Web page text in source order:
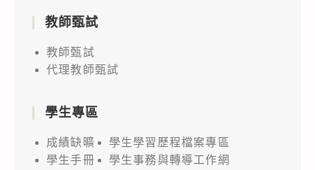
教師甄試
教師甄試
代理教師甄試
學生專區
成績缺曠
學生學習歷程檔案專區
學生手冊
學生事務與轉導工作網